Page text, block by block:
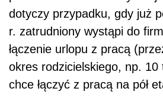
dotyczy przypadku, gdy już
r. zatrudniony wystąpi do
łączenie urlopu z pracą
okres rodzicielskiego, np. 10
chce łączyć z pracą na pół